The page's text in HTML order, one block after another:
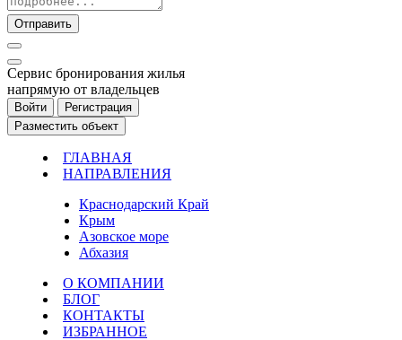
Отправить
Cервис бронирования жилья
напрямую от владельцев
Войти
Регистрация
Разместить объект
ГЛАВНАЯ
НАПРАВЛЕНИЯ
Краснодарский Край
Крым
Азовское море
Абхазия
О КОМПАНИИ
БЛОГ
КОНТАКТЫ
ИЗБРАННОЕ